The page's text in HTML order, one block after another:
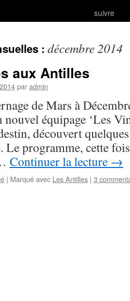
suivre
: décembre 2014
aux Antilles
paradmin
de Mars à
nouvel équipage ‘Les
découvert
Le programme, cette
Continuer la lecture →
| Marqué avec Les Antilles | 3